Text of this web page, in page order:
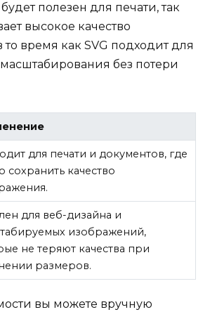
полезен для печати, так
высокое качество
время как SVG подходит для
без потери
для печати и документов, где
сохранить качество
для веб-дизайна и
изображений,
не теряют качества при
размеров.
вы можете вручную